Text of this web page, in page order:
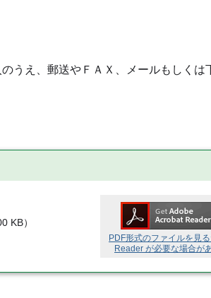
え、郵送やＦＡＸ、メールもしくは
PDF形式のファイルを見
Reader が必要な場合が
KB）